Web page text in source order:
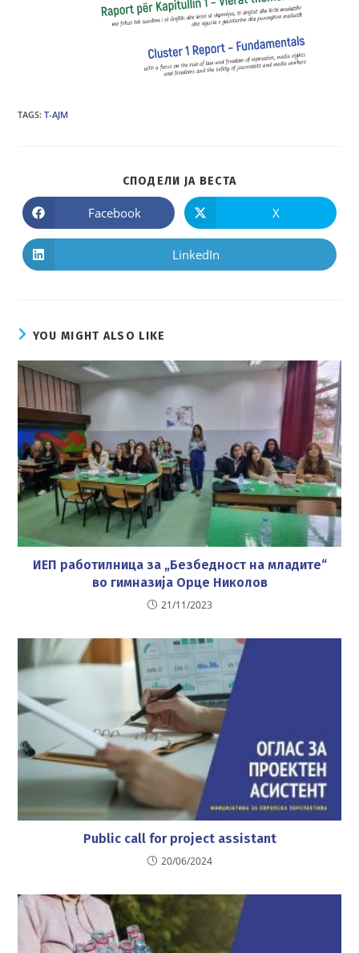
TAGS:Т-АЈМ
СПОДЕЛИ ЈА ВЕСТА
Opens
in
a
Facebook Opens
in
a
X
Opens
in
LinkedIn
YOU MIGHT ALSO LIKE
ИЕП работилница за „Безбедност на младите“
во гимназија Орце Николов
21/11/2023
Public call for project assistant
20/06/2024